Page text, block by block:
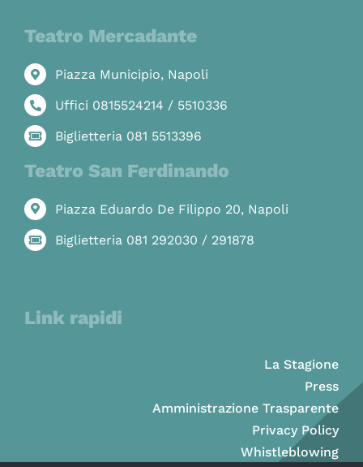
Teatro Mercadante
Piazza Municipio, Napoli
Uffici 0815524214 / 5510336
Biglietteria 081 5513396
Teatro San Ferdinando
Piazza Eduardo De Filippo 20, Napoli
Biglietteria 081 292030 / 291878
Link rapidi
La Stagione
Press
Amministrazione Trasparente
Privacy Policy
Whistleblowing